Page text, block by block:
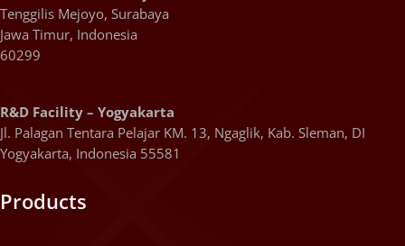
Tenggilis Mejoyo, Surabaya
Jawa Timur, Indonesia
60299
R&D Facility – Yogyakarta
Jl. Palagan Tentara Pelajar KM. 13, Ngaglik, Kab. Sleman, DI
Yogyakarta, Indonesia 55581
Products